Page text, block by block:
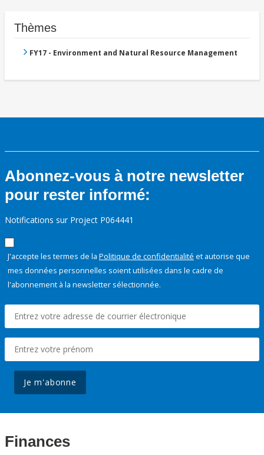
Thèmes
FY17 - Environment and Natural Resource Management
Abonnez-vous à notre newsletter
pour rester informé:
Notifications sur Project P064441
J'accepte les termes de la Politique de confidentialité et autorise que
mes données personnelles soient utilisées dans le cadre de
l'abonnement à la newsletter sélectionnée.
Je m'abonne
Finances